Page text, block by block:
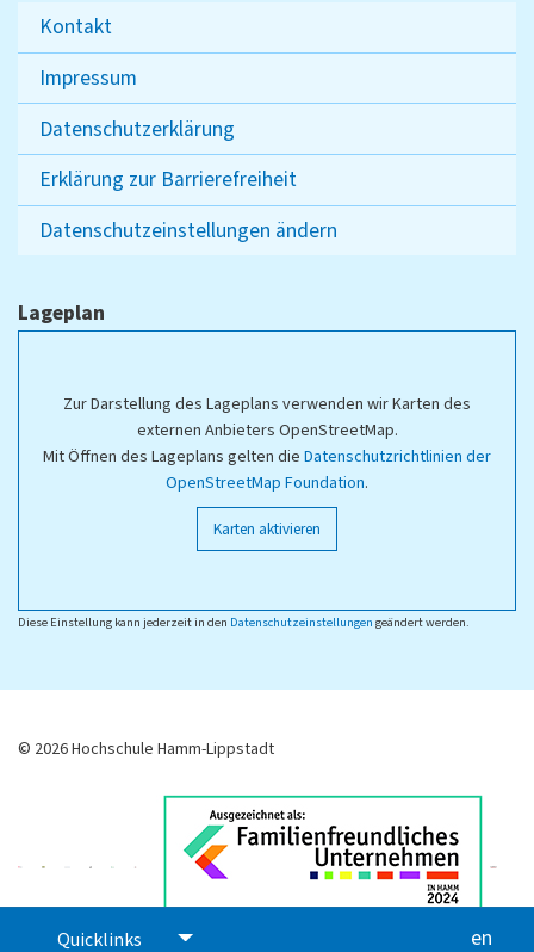
Quicklinks en
Kontakt
Impressum
Datenschutzerklärung
Erklärung zur Barrierefreiheit
Datenschutzeinstellungen ändern
Lageplan
Zur Darstellung des Lageplans verwenden wir Karten des
externen Anbieters OpenStreetMap.
Mit Öffnen des Lageplans gelten die Datenschutzrichtlinien der
OpenStreetMap Foundation.
Karten aktivieren
Diese Einstellung kann jederzeit in den Datenschutzeinstellungen geändert werden.
© 2026 Hochschule Hamm-Lippstadt